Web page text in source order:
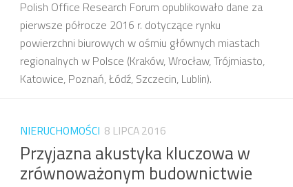
Polish Office Research Forum opublikowało dane za
pierwsze półrocze 2016 r. dotyczące rynku
powierzchni biurowych w ośmiu głównych miastach
regionalnych w Polsce (Kraków, Wrocław, Trójmiasto,
Katowice, Poznań, Łódź, Szczecin, Lublin).
NIERUCHOMOŚCI 8 LIPCA 2016
Przyjazna akustyka kluczowa w
zrównoważonym budownictwie